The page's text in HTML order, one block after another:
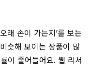
래 손이 가는지’를 보는
슷해 보이는 상품이 많
이 줄어들어요. 웹 리서